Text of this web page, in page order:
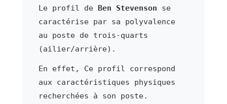
Le profil de Ben Stevenson se
caractérise par sa polyvalence
au poste de trois-quarts
(ailier/arrière).
En effet, Ce profil correspond
aux caractéristiques physiques
recherchées à son poste.